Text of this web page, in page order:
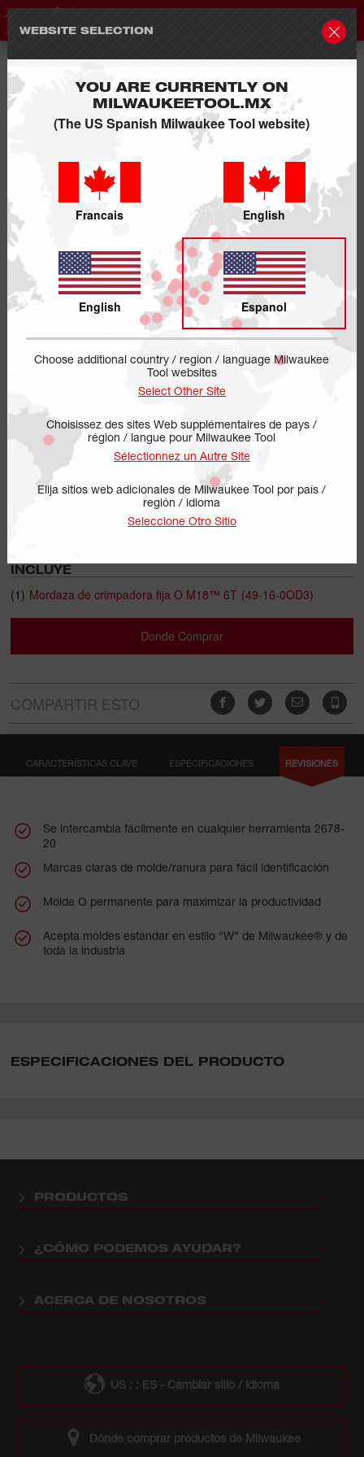
WEBSITE SELECTION
YOU ARE CURRENTLY ON
MILWAUKEETOOL.MX
(The US Spanish Milwaukee Tool website)
Francais English
English Espanol
Choose additional country / region / language Milwaukee
Tool websites
Select Other Site
Choisissez des sites Web supplémentaires de pays /
région / langue pour Milwaukee Tool
Sélectionnez un Autre Site
Elija sitios web adicionales de Milwaukee Tool por país /
región / idioma
Seleccione Otro Sitio
Mordaza de crimpadora fija O M18™ 6T
INCLUYE
(1) Mordaza de crimpadora fija O M18™ 6T (49-16-0OD3)
Donde Comprar
COMPARTIR ESTO
CARACTERÍSTICAS CLAVE ESPECIFICACIONES REVISIONES
Se intercambia fácilmente en cualquier herramienta 2678-
20
Marcas claras de molde/ranura para fácil identificación
Molde O permanente para maximizar la productividad
Acepta moldes estándar en estilo “W” de Milwaukee® y de
toda la industria
ESPECIFICACIONES DEL PRODUCTO
PRODUCTOS
¿CÓMO PODEMOS AYUDAR?
ACERCA DE NOSOTROS
US : : ES - Cambiar sitio / idioma
Dónde comprar productos de Milwaukee